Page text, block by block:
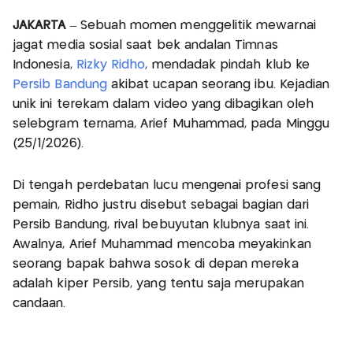
JAKARTA– Sebuah momen menggelitik mewarnai
jagat media sosial saat bek andalan Timnas
Indonesia, Rizky Ridho, mendadak pindah klub ke
Persib Bandungakibat ucapan seorang ibu. Kejadian
unik ini terekam dalam video yang dibagikan oleh
selebgram ternama, Arief Muhammad, pada Minggu
(25/1/2026).
Di tengah perdebatan lucu mengenai profesi sang
pemain, Ridho justru disebut sebagai bagian dari
Persib Bandung, rival bebuyutan klubnya saat ini.
Awalnya, Arief Muhammad mencoba meyakinkan
seorang bapak bahwa sosok di depan mereka
adalah kiper Persib, yang tentu saja merupakan
candaan.